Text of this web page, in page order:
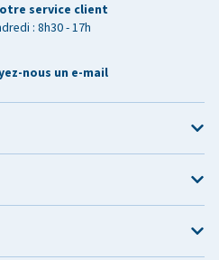
service client
: 8h30 - 17h
nous un e-mail